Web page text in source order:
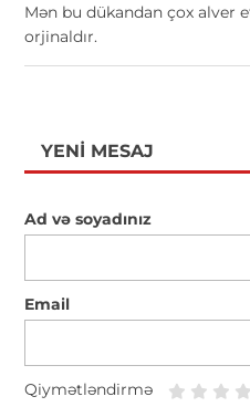
Mən bu dükandan çox alver
orjinaldır.
YENI MESAJ
Ad və soyadınız
Email
Qiymətləndirmə